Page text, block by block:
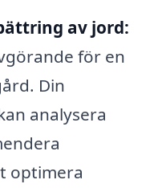
av jord:
för en
Din
analysera
optimera